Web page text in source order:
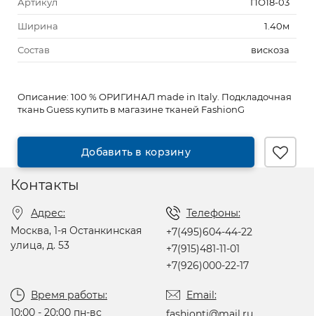
Артикул ПО18-03
Ширина 1.40м
Состав вискоза
Описание: 100 % ОРИГИНАЛ made in Italy. Подкладочная
ткань Guess купить в магазине тканей FashionG
Добавить в корзину
Контакты
Адрес:
Москва, 1-я Останкинская
улица, д. 53
Телефоны:
+7(495)604-44-22
+7(915)481-11-01
+7(926)000-22-17
Время работы:
10:00 - 20:00 пн-вс
Email: